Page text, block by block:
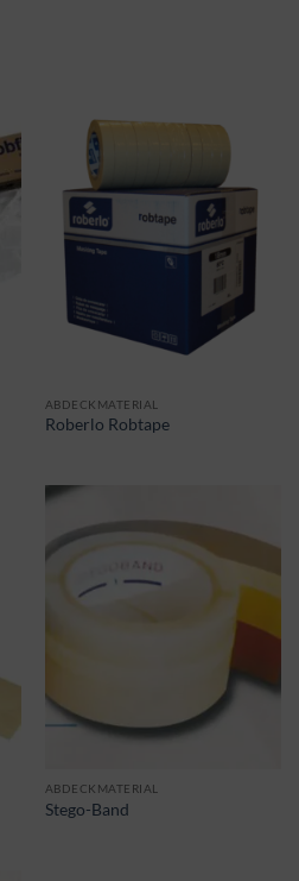
ABDECKMATERIAL
Roberlo Robtape
ABDECKMATERIAL
Stego-Band